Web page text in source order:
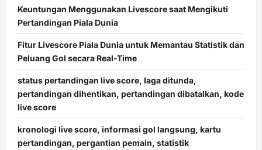
Keuntungan Menggunakan Livescore saat Mengikuti
Pertandingan Piala Dunia
Fitur Livescore Piala Dunia untuk Memantau Statistik dan
Peluang Gol secara Real-Time
status pertandingan live score, laga ditunda,
pertandingan dihentikan, pertandingan dibatalkan, kode
live score
kronologi live score, informasi gol langsung, kartu
pertandingan, pergantian pemain, statistik